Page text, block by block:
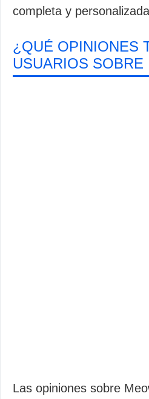
completa y
¿QUÉ OPINIONES
USUARIOS SOBRE
Las opiniones sobre